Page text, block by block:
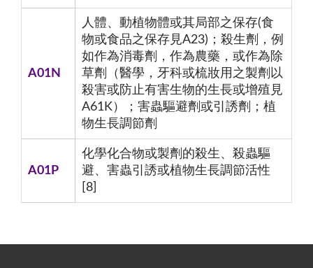
A01N
人體、動植物體或其局部之保存(食
物或食品之保存見A23)；殺生劑，例
如作為消毒劑，作為農藥，或作為除
草劑（醫學，牙科或梳妝用之製劑以
殺害或防止有害生物的生長或增殖見
A61K）；害蟲驅避劑或引誘劑；植
物生長調節劑
A01P
化學化合物或製劑的殺生、殺蟲驅
避、害蟲引誘或植物生長調節活性
[8]